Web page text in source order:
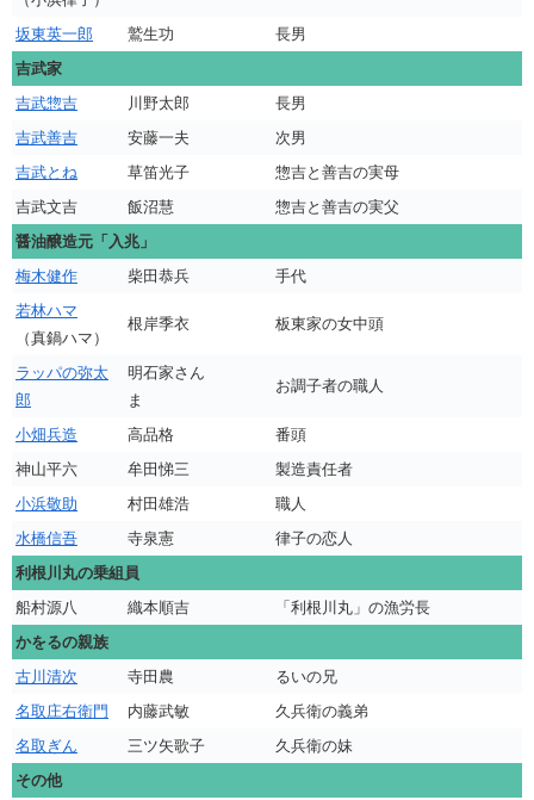
坂東英一郎 鷲生功
長男
吉武家
吉武惣吉
川野太郎
長男
吉武善吉
安藤一夫
次男
吉武とね
草笛光子
惣吉と善吉の実母
吉武文吉
飯沼慧
惣吉と善吉の実父
醤油醸造元「入兆」
梅木健作
柴田恭兵
手代
若林ハマ
（真鍋ハマ）
根岸季衣 板東家の女中頭
ラッパの弥太
郎
明石家さん
ま
お調子者の職人
小畑兵造 高品格
番頭
神山平六
牟田悌三
製造責任者
小浜敬助
村田雄浩
職人
水橋信吾
寺泉憲
律子の恋人
利根川丸の乗組員
船村源八
織本順吉
「利根川丸」の漁労長
かをるの親族
古川清次
寺田農
るいの兄
名取庄右衛門
内藤武敏
久兵衛の義弟
名取ぎん
三ツ矢歌子
久兵衛の妹
その他